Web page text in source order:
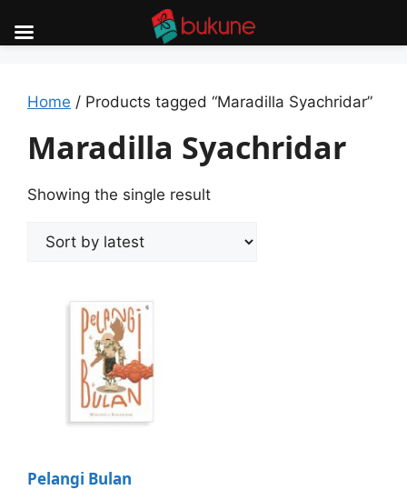
content
Home / Products tagged “Maradilla Syachridar”
Maradilla Syachridar
Showing the single result
Pelangi Bulan